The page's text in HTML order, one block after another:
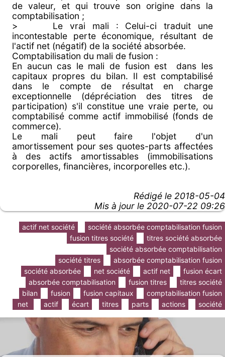
de valeur, et qui trouve son origine dans la
comptabilisation ;
> Le vrai mali : Celui-ci traduit une
incontestable perte économique, résultant de
l'actif net (négatif) de la société absorbée.
Comptabilisation du mali de fusion :
En aucun cas le mali de fusion est dans les
capitaux propres du bilan. Il est comptabilisé
dans le compte de résultat en charge
exceptionnelle (dépréciation des titres de
participation) s'il constitue une vraie perte, ou
comptabilisé comme actif immobilisé (fonds de
commerce).
Le mali peut faire l'objet d'un
amortissement pour ses quotes-parts affectées
à des actifs amortissables (immobilisations
corporelles, financières, incorporelles etc.).
Rédigé le 2018-05-04
Mis à jour le 2020-07-22 09:26
société absorbée comptabilisation fusion
actif net société
titres société absorbée
fusion titres société
société absorbée comptabilisation
absorbée comptabilisation fusion
société titres
fusion écart
actif net
net société
société absorbée
titres société
fusion titres
absorbée comptabilisation
comptabilisation fusion
fusion capitaux
fusion
bilan
société
actions
parts
titres
écart
actif
net